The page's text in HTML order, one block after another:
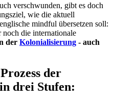
verschwunden, gibt es doch
wie die aktuell
mindful übersetzen soll:
die internationale
der Kolonialisierung - auch
der
drei Stufen: